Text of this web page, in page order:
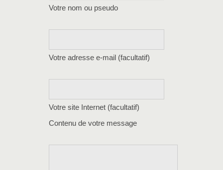
Votre nom ou pseudo
Votre adresse e-mail (facultatif)
Votre site Internet (facultatif)
Contenu de votre message